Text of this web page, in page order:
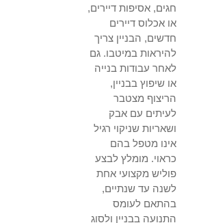
חגים, אסיפות דיירים,
או אכלוס דיירים
חדשים, הבניין צריך
להיראות במיטבו. גם
לאחר עבודות בנייה
או שיפוץ בבניין,
הריצוף מצטבר
לעיתים עם אבק
ושאריות שניקוי רגיל
אינו מטפל בהם
כראוי. מומלץ לבצע
פוליש מקצועי אחת
לשנה עד שנתיים,
בהתאם לעומס
התנועה בבניין ולסוג